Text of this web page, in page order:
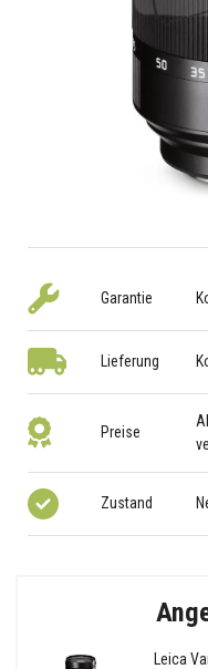
Garantie
Lieferung
Preise
Zustand
Leica